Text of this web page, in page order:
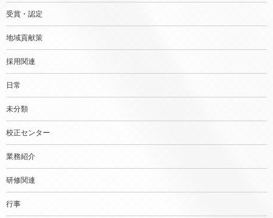
受賞・認定
地域貢献策
採用関連
日常
未分類
校正センター
業務紹介
研修関連
行事